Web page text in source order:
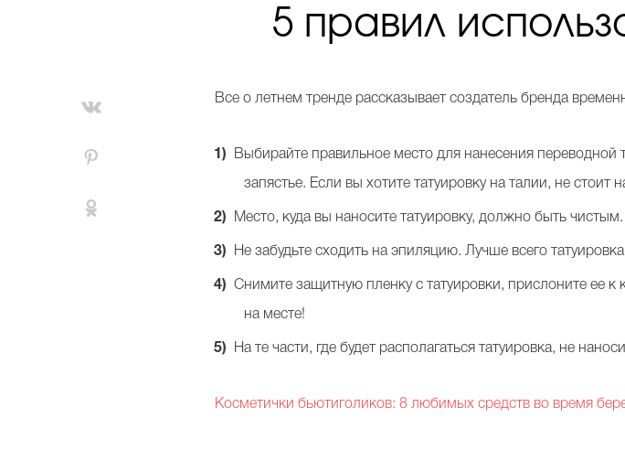
5 правил
Все о летнем тренде рассказывает создатель бренда
Выбирайте правильное место для нанесения переводной
запястье. Если вы хотите татуировку на талии, не стоит
Место, куда вы наносите татуировку, должно быть
Не забудьте сходить на эпиляцию. Лучше всего
Снимите защитную пленку с татуировки, прислоните ее
на месте!
На те части, где будет располагаться татуировка, не
Косметички бьютиголиков: 8 любимых средств во время